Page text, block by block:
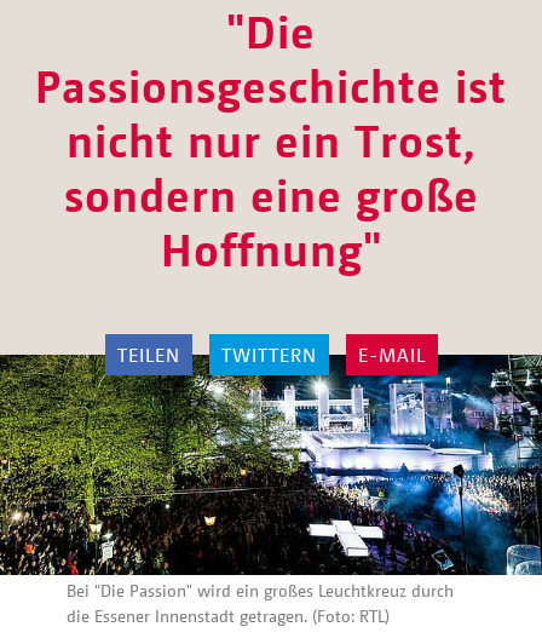
"Die
Passionsgeschichte ist
nicht nur ein Trost,
sondern eine große
Hoffnung"
TEILEN TWITTERN E-MAIL
Bei "Die Passion" wird ein großes Leuchtkreuz durch
die Essener Innenstadt getragen. (Foto: RTL)